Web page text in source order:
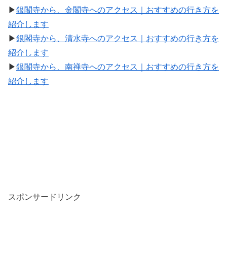
▶銀閣寺から、金閣寺へのアクセス｜おすすめの行き方を
紹介します
▶銀閣寺から、清水寺へのアクセス｜おすすめの行き方を
紹介します
▶銀閣寺から、南禅寺へのアクセス｜おすすめの行き方を
紹介します
スポンサードリンク